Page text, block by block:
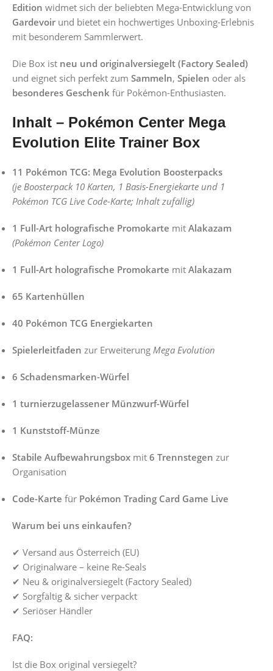
Edition widmet sich der beliebten Mega-Entwicklung von
Gardevoir und bietet ein hochwertiges Unboxing-Erlebnis
mit besonderem Sammlerwert.
Die Box ist neu und originalversiegelt (Factory Sealed)
und eignet sich perfekt zum Sammeln, Spielen oder als
besonderes Geschenk für Pokémon-Enthusiasten.
Inhalt – Pokémon Center Mega
Evolution Elite Trainer Box
11 Pokémon TCG: Mega Evolution Boosterpacks
(je Boosterpack 10 Karten, 1 Basis-Energiekarte und 1
Pokémon TCG Live Code-Karte; Inhalt zufällig)
1 Full-Art holografische Promokarte mit Alakazam
(Pokémon Center Logo)
1 Full-Art holografische Promokarte mit Alakazam
65 Kartenhüllen
40 Pokémon TCG Energiekarten
Spielerleitfaden zur Erweiterung Mega Evolution
6 Schadensmarken-Würfel
1 turnierzugelassener Münzwurf-Würfel
1 Kunststoff-Münze
Stabile Aufbewahrungsbox mit 6 Trennstegen zur
Organisation
Code-Karte für Pokémon Trading Card Game Live
Warum bei uns einkaufen?
✔ Versand aus Österreich (EU)
✔ Originalware – keine Re-Seals
✔ Neu & originalversiegelt (Factory Sealed)
✔ Sorgfältig & sicher verpackt
✔ Seriöser Händler
FAQ:
Ist die Box original versiegelt?